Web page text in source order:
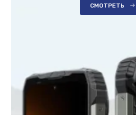
СМОТРЕТЬ